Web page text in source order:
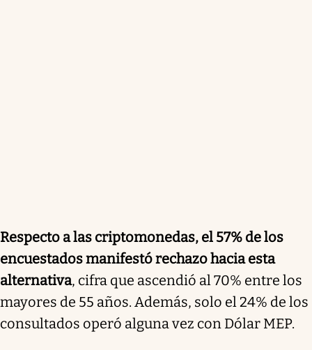
Respecto a las criptomonedas, el 57% de los
encuestados manifestó rechazo hacia esta
alternativa, cifra que ascendió al 70% entre los
mayores de 55 años. Además, solo el 24% de los
consultados operó alguna vez con Dólar MEP.